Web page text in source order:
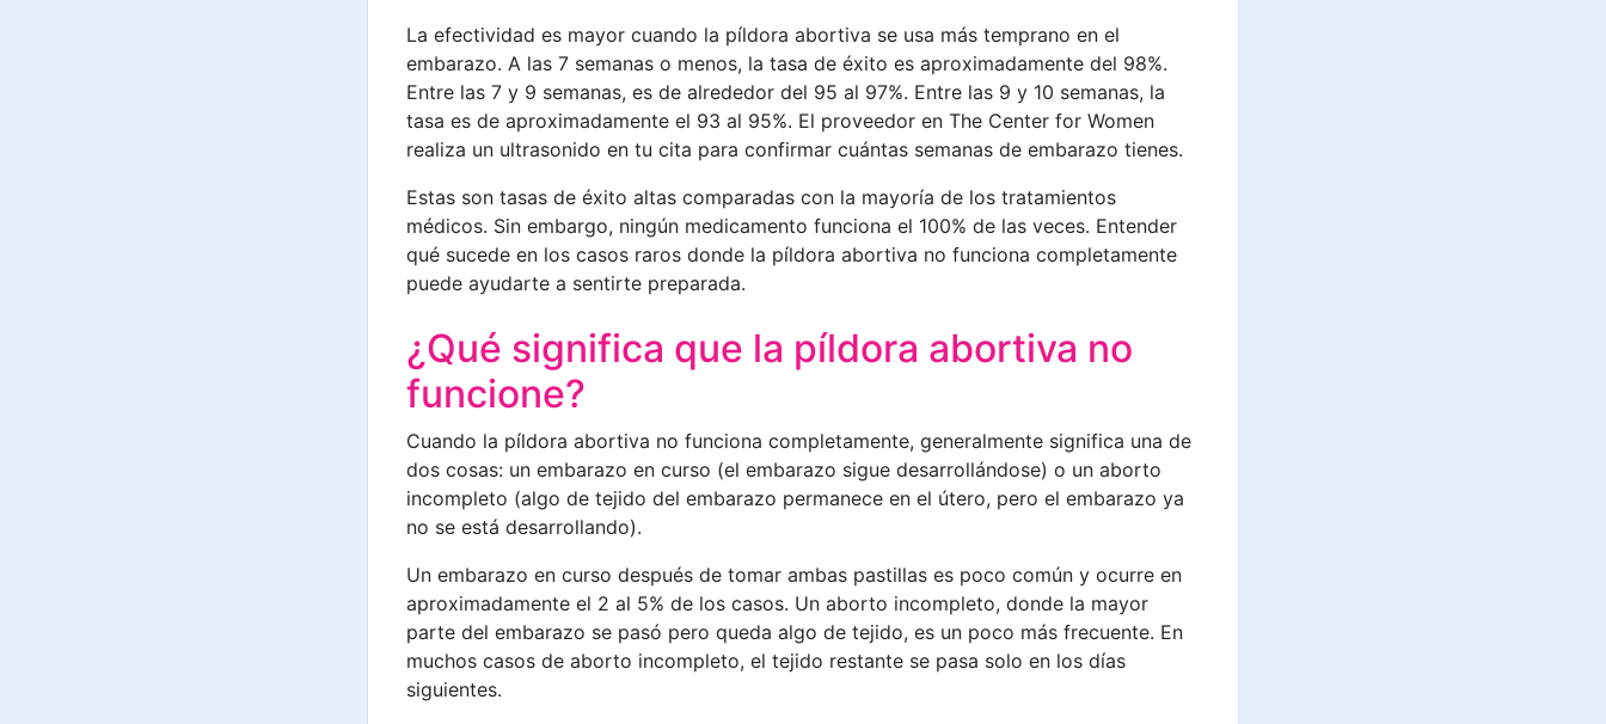
La efectividad es mayor cuando la píldora abortiva se usa más temprano en el
embarazo. A las 7 semanas o menos, la tasa de éxito es aproximadamente del 98%.
Entre las 7 y 9 semanas, es de alrededor del 95 al 97%. Entre las 9 y 10 semanas, la
tasa es de aproximadamente el 93 al 95%. El proveedor en The Center for Women
realiza un ultrasonido en tu cita para confirmar cuántas semanas de embarazo tienes.
Estas son tasas de éxito altas comparadas con la mayoría de los tratamientos
médicos. Sin embargo, ningún medicamento funciona el 100% de las veces. Entender
qué sucede en los casos raros donde la píldora abortiva no funciona completamente
puede ayudarte a sentirte preparada.
¿Qué significa que la píldora abortiva no
funcione?
Cuando la píldora abortiva no funciona completamente, generalmente significa una de
dos cosas: un embarazo en curso (el embarazo sigue desarrollándose) o un aborto
incompleto (algo de tejido del embarazo permanece en el útero, pero el embarazo ya
no se está desarrollando).
Un embarazo en curso después de tomar ambas pastillas es poco común y ocurre en
aproximadamente el 2 al 5% de los casos. Un aborto incompleto, donde la mayor
parte del embarazo se pasó pero queda algo de tejido, es un poco más frecuente. En
muchos casos de aborto incompleto, el tejido restante se pasa solo en los días
siguientes.